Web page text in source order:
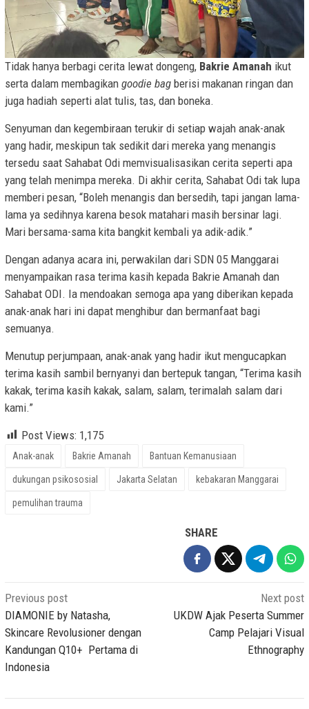
Tidak hanya berbagi cerita lewat dongeng, Bakrie Amanah ikut
serta dalam membagikan goodie bag berisi makanan ringan dan
juga hadiah seperti alat tulis, tas, dan boneka.
Senyuman dan kegembiraan terukir di setiap wajah anak-anak
yang hadir, meskipun tak sedikit dari mereka yang menangis
tersedu saat Sahabat Odi memvisualisasikan cerita seperti apa
yang telah menimpa mereka. Di akhir cerita, Sahabat Odi tak lupa
memberi pesan, “Boleh menangis dan bersedih, tapi jangan lama-
lama ya sedihnya karena besok matahari masih bersinar lagi.
Mari bersama-sama kita bangkit kembali ya adik-adik.”
Dengan adanya acara ini, perwakilan dari SDN 05 Manggarai
menyampaikan rasa terima kasih kepada Bakrie Amanah dan
Sahabat ODI. Ia mendoakan semoga apa yang diberikan kepada
anak-anak hari ini dapat menghibur dan bermanfaat bagi
semuanya.
Menutup perjumpaan, anak-anak yang hadir ikut mengucapkan
terima kasih sambil bernyanyi dan bertepuk tangan, “Terima kasih
kakak, terima kasih kakak, salam, salam, terimalah salam dari
kami.”
Post Views: 1,175
Anak-anak Bakrie Amanah Bantuan Kemanusiaan
dukungan psikososial Jakarta Selatan kebakaran Manggarai
pemulihan trauma
SHARE
Post
navigation
Previous post
DIAMONIE by Natasha,
Skincare Revolusioner dengan
Kandungan Q10+ Pertama di
Indonesia
Next post
UKDW Ajak Peserta Summer
Camp Pelajari Visual
Ethnography